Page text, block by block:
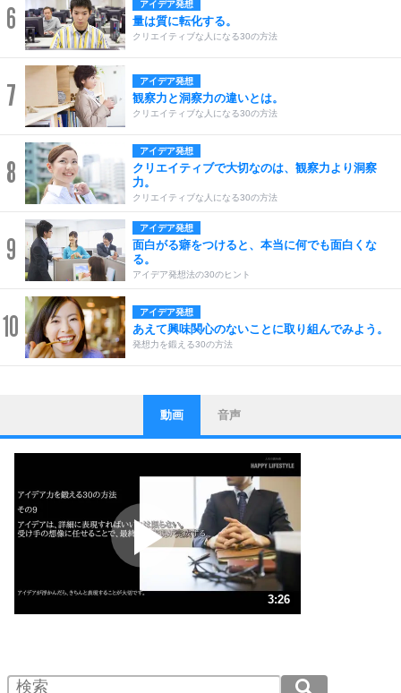
6 アイデア発想
量は質に転化する。
クリエイティブな人になる30の方法
7 アイデア発想
観察力と洞察力の違いとは。
クリエイティブな人になる30の方法
8
アイデア発想
クリエイティブで大切なのは、観察力より洞察
力。
クリエイティブな人になる30の方法
9
アイデア発想
面白がる癖をつけると、本当に何でも面白くな
る。
アイデア発想法の30のヒント
10 アイデア発想
あえて興味関心のないことに取り組んでみよう。
発想力を鍛える30の方法
1
ストレス対策
他人と比べない。
いっそのこと、他人を見ない。
いらいらしない人になる30の方法
ポジティブになれない原因は、行動しないから。
ポジティブ思考になる30の方法
ストレス対策
人生、なんとかなるもの。
気楽に生きる30の方法
4 器の大きい人は、怒りを優しさで表現する。
動画 音声
3:26
2.0倍速 （405KB 1分43秒）